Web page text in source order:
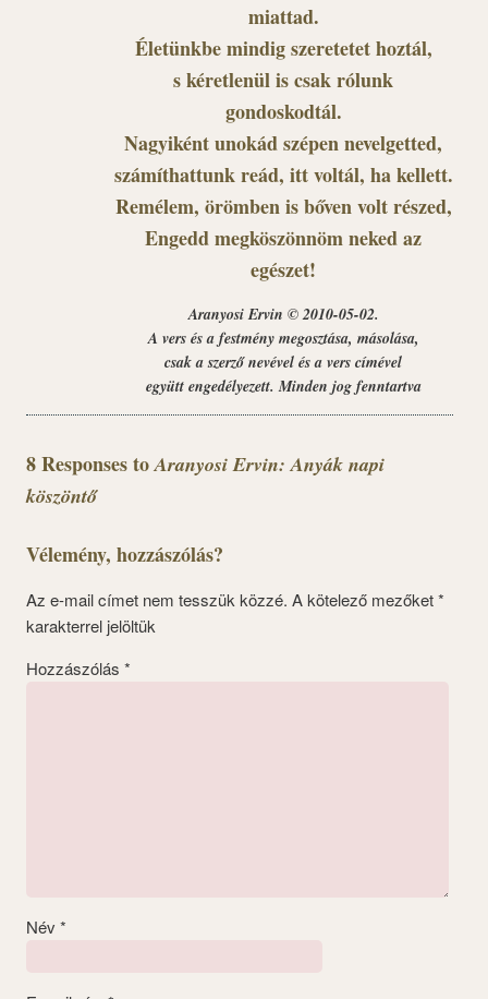
miattad.
Életünkbe mindig szeretetet hoztál,
s kéretlenül is csak rólunk
gondoskodtál.
Nagyiként unokád szépen nevelgetted,
számíthattunk reád, itt voltál, ha kellett.
Remélem, örömben is bőven volt részed,
Engedd megköszönnöm neked az
egészet!
Aranyosi Ervin © 2010-05-02.
A vers és a festmény megosztása, másolása,
csak a szerző nevével és a vers címével
együtt engedélyezett. Minden jog fenntartva
8 Responses toAranyosi Ervin: Anyák napi
köszöntő
Vélemény, hozzászólás?
Az e-mail címet nem tesszük közzé. A kötelező mezőket*
karakterrel jelöltük
Hozzászólás *
Név *